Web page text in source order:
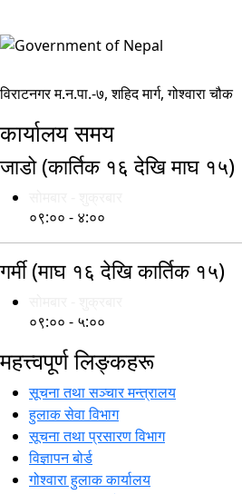
हुलाक निर्देशनालय, मोरङ
विराटनगर म.न.पा.-७, शहिद मार्ग, गोश्‍वारा चौक
कार्यालय समय
जाडो (कार्तिक १६ देखि माघ १५)
गर्मी (माघ १६ देखि कार्तिक १५)
महत्त्वपूर्ण लिङ्कहरू
सूचना तथा सञ्‍चार मन्त्रालय
हुलाक सेवा विभाग
सूचना तथा प्रसारण विभाग
विज्ञापन बोर्ड
गोश्वारा हुलाक कार्यालय